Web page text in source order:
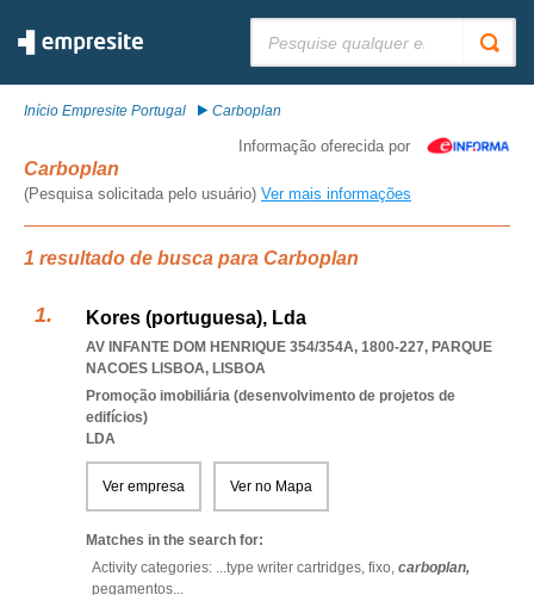
Início Empresite Portugal Carboplan
Informação oferecida por
Carboplan
(Pesquisa solicitada pelo usuário) Ver mais informações
1 resultado de busca para Carboplan
Kores (portuguesa), Lda
AV INFANTE DOM HENRIQUE 354/354A, 1800-227, PARQUE
NACOES LISBOA, LISBOA
Promoção imobiliária (desenvolvimento de projetos de
edifícios)
LDA
Ver empresa Ver no Mapa
Matches in the search for:
Activity categories: ...type writer cartridges, fixo, carboplan,
pegamentos...